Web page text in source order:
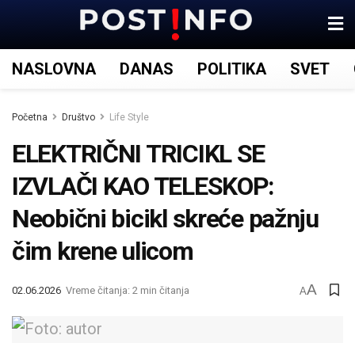
NASLOVNA DANAS POLITIKA SVET
Početna Društvo Life Style
ELEKTRIČNI TRICIKL SE
IZVLAČI KAO TELESKOP:
Neobični bicikl skreće pažnju
čim krene ulicom
02.06.2026 Vreme čitanja: 2 min čitanja AA